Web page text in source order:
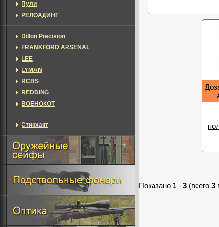
Показано 1 - 3 (всего 3
Пули
РЕЛОАДИНГ
Dillon Precision
FRANKFORD ARSENAL
LEE
LYMAN
RCBS
REDDING
ВОЕНОХОТ
Стикхант